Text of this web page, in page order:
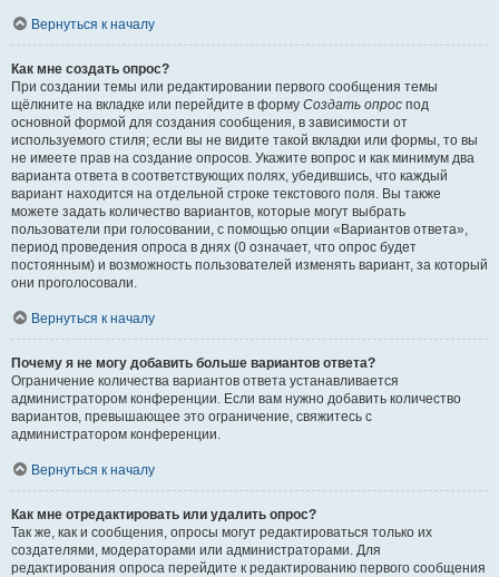
Вернуться к началу
Как мне создать опрос?
При создании темы или редактировании первого сообщения темы
щёлкните на вкладке или перейдите в форму Создать опрос под
основной формой для создания сообщения, в зависимости от
используемого стиля; если вы не видите такой вкладки или формы, то вы
не имеете прав на создание опросов. Укажите вопрос и как минимум два
варианта ответа в соответствующих полях, убедившись, что каждый
вариант находится на отдельной строке текстового поля. Вы также
можете задать количество вариантов, которые могут выбрать
пользователи при голосовании, с помощью опции «Вариантов ответа»,
период проведения опроса в днях (0 означает, что опрос будет
постоянным) и возможность пользователей изменять вариант, за который
они проголосовали.
Вернуться к началу
Почему я не могу добавить больше вариантов ответа?
Ограничение количества вариантов ответа устанавливается
администратором конференции. Если вам нужно добавить количество
вариантов, превышающее это ограничение, свяжитесь с
администратором конференции.
Вернуться к началу
Как мне отредактировать или удалить опрос?
Так же, как и сообщения, опросы могут редактироваться только их
создателями, модераторами или администраторами. Для
редактирования опроса перейдите к редактированию первого сообщения